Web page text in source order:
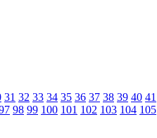
31 32 33 34 35 36 37 38 39 40 41
98 99 100 101 102 103 104 105